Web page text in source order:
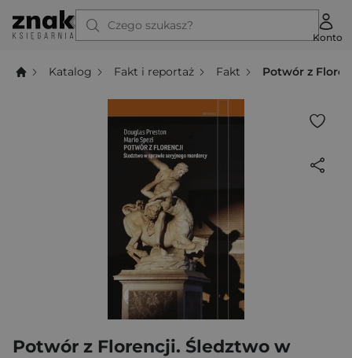
Czego szukasz?
Konto
Katalog Fakt i reportaż Fakt Potwór z
Potwór z Florencji. Śledztwo w